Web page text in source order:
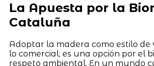
La Apuesta por la
Cataluña
Adoptar la madera como estilo de
lo comercial; es una opción por el
respeto ambiental. En un mundo